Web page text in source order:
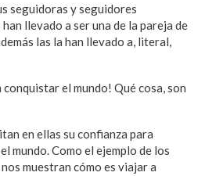
seguidoras y seguidores
llevado a ser una de la pareja de
las la han llevado a, literal,
conquistar el mundo! Qué cosa, son
en ellas su confianza para
mundo. Como el ejemplo de los
muestran cómo es viajar a